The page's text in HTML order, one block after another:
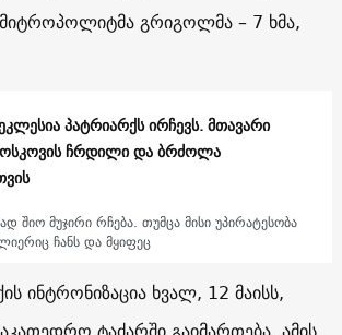
გრიგოლმა – 7 ხმა,
პატრიარქს ირჩევს. მთავარი
ჩრდილი და ბრძოლა
შიო მუჯირი რჩება. თუმცა მისი უპირატესობა
ჩანს და მყიფეც
ინტრონიზაცია ხვალ, 12 მაისს,